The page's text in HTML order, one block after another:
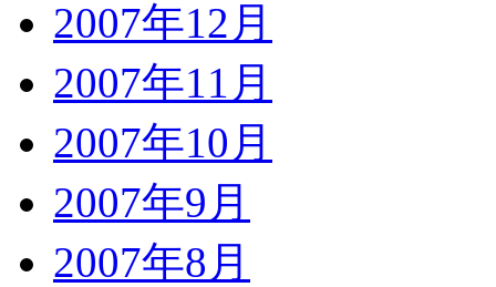
2007年12月
2007年11月
2007年10月
2007年9月
2007年8月